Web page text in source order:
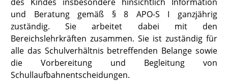
und Beratung gemäß § 8 APO-S I ganzjährig
zuständig. Sie arbeitet dabei mit den
Bereichslehrkräften zusammen. Sie ist zuständig für
alle das Schulverhältnis betreffenden Belange sowie
die Vorbereitung und Begleitung von
Schullaufbahnentscheidungen.